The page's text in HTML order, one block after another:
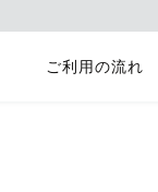
ご利用の流れ